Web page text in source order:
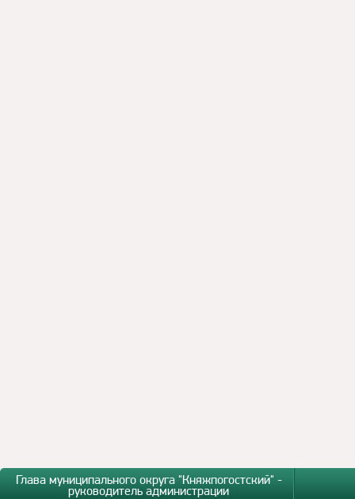
Глава муниципального округа "Княжпогостский" -
руководитель администрации